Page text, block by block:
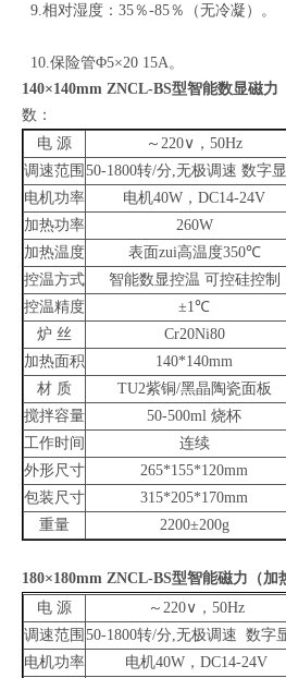
9.相对湿度：35％-85％（无冷凝）。
10.保险管Φ5×20 15A。
140×140mm ZNCL-BS型智能数显磁力
数：
电 源 ～220∨，50Hz
调速范围 50-1800转/分,无极调速 数字
电机功率
电机40W ，DC14-24V
加热功率
260W
加热温度
表面zui高温度350℃
控温方式
智能数显控温 可控硅控制
控温精度
±1℃
炉 丝
Cr20Ni80
加热面积
140*140mm
材 质 TU2紫铜/黑晶陶瓷面板
搅拌容量
50-500ml烧杯
工作时间
连续
外形尺寸
265*155*120mm
包装尺寸
315*205*170mm
重量
2200±200g
180×180mm ZNCL-BS型智能磁力（加
电 源 ～ 220∨，50Hz
调速范围 50-1800转/分 ,无极调速
数字
电机功率
电机40W ，DC14-24V